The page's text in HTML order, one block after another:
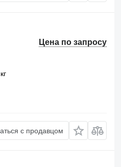
Цена по запросу
с продавцом